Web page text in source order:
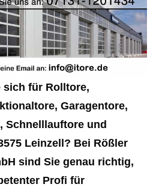
sich für Rolltore,
Garagentore,
Schnelllauftore und
Leinzell? Bei Rößler
sind Sie genau richtig,
Profi für